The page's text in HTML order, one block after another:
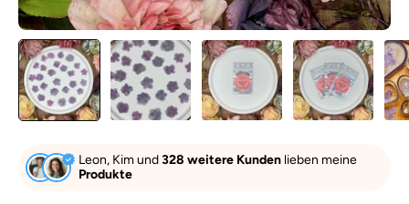
Leon, Kim und328 weitere Kunden lieben meine
Produkte